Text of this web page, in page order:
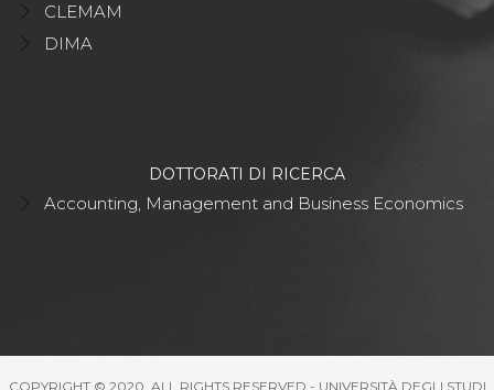
CLEMAM
DIMA
DOTTORATI DI RICERCA
Accounting, Management and Business Economics
COPYRIGHT © 2020. ALL RIGHTS RESERVED - UNIVERSITÀ DEGLI STUDI